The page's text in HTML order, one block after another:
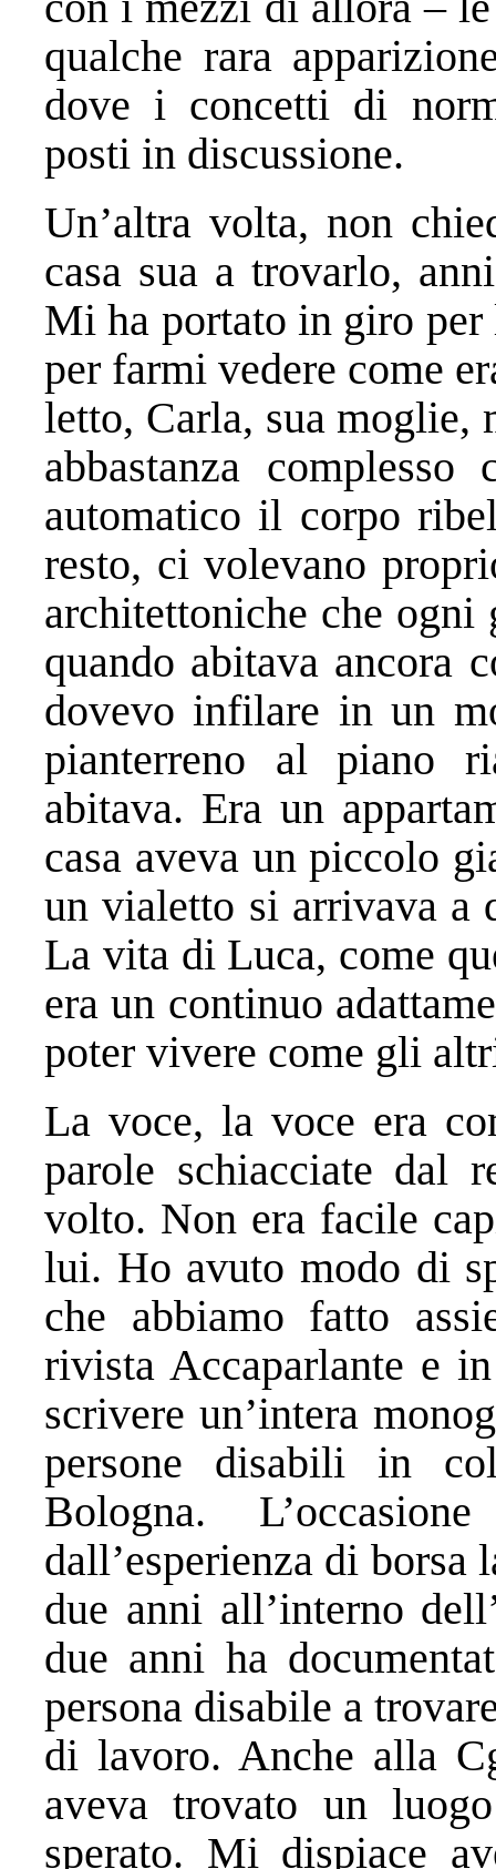
qualche rara
dove i concetti di
posti in discussione.
Un’altra volta, non
casa sua a trovarlo,
Mi ha portato in giro per
per farmi vedere come
letto, Carla, sua moglie,
abbastanza
automatico il corpo
resto, ci volevano
architettoniche che
quando abitava ancora
dovevo infilare in un
pianterreno al piano
abitava. Era un
casa aveva un piccolo
un vialetto si arrivava a
La vita di Luca, come
era un continuo
poter vivere come gli
La voce, la voce era
parole schiacciate dal
volto. Non era facile
lui. Ho avuto modo di
che abbiamo fatto
rivista Accaparlante e
scrivere un’intera
persone disabili in
Bologna.
dall’esperienza di borsa
due anni all’interno
due anni ha
persona disabile a
di lavoro. Anche alla
aveva trovato un
sperato. Mi dispiace